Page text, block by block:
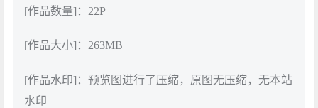
[作品数量]：22P
[作品大小]：263MB
[作品水印]：预览图进行了压缩，原图无压缩，无本站
水印